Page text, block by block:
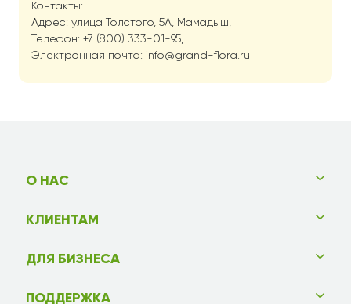
Контакты:
Адрес: улица Толстого, 5А, Мамадыш,
Телефон: +7 (800) 333-01-95,
Электронная почта: info@grand-flora.ru
О НАС
КЛИЕНТАМ
ДЛЯ БИЗНЕСА
ПОДДЕРЖКА